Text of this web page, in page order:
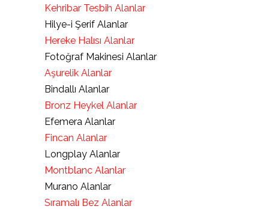
Kehribar Tesbih Alanlar
Hilye-i Şerif Alanlar
Hereke Halısı Alanlar
Fotoğraf Makinesi Alanlar
Aşurelik Alanlar
Bindallı Alanlar
Bronz Heykel Alanlar
Efemera Alanlar
Fincan Alanlar
Longplay Alanlar
Montblanc Alanlar
Murano Alanlar
Sıramalı Bez Alanlar